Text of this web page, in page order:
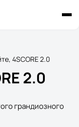
4SCORE 2.0
2.0
грандиозного